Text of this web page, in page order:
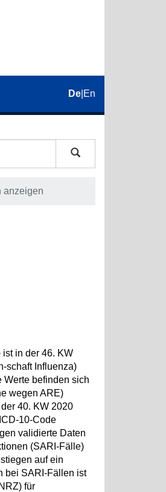
De En
anzeigen
in der 46. KW
schaft Influenza)
Werte befinden sich
wegen ARE)
40. KW 2020
10-Code
validierte Daten
(SARI-Fälle)
auf ein
bei SARI-Fällen ist
für